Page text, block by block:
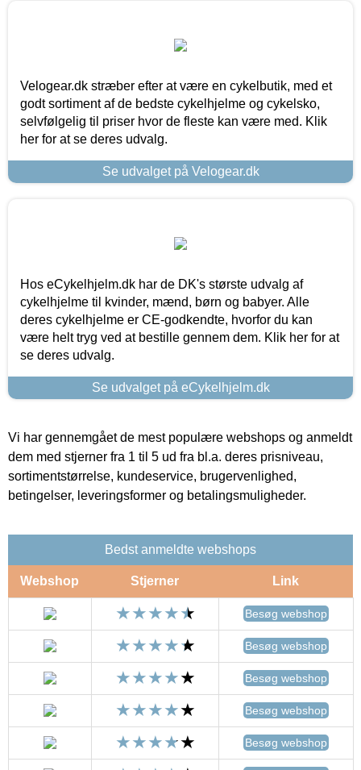
Velogear.dk stræber efter at være en cykelbutik, med et
godt sortiment af de bedste cykelhjelme og cykelsko,
selvfølgelig til priser hvor de fleste kan være med. Klik
her for at se deres udvalg.
Se udvalget på Velogear.dk
Hos eCykelhjelm.dk har de DK's største udvalg af
cykelhjelme til kvinder, mænd, børn og babyer. Alle
deres cykelhjelme er CE-godkendte, hvorfor du kan
være helt tryg ved at bestille gennem dem. Klik her for at
se deres udvalg.
Se udvalget på eCykelhjelm.dk
Vi har gennemgået de mest populære webshops og anmeldt
dem med stjerner fra 1 til 5 ud fra bl.a. deres prisniveau,
sortimentstørrelse, kundeservice, brugervenlighed,
betingelser, leveringsformer og betalingsmuligheder.
Bedst anmeldte webshops
Webshop Stjerner Link
Besøg webshop
Besøg webshop
Besøg webshop
Besøg webshop
Besøg webshop